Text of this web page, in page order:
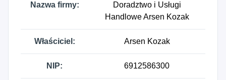
Nazwa firmy:
Doradztwo i Usługi
Handlowe Arsen Kozak
Właściciel: Arsen Kozak
NIP: 6912586300